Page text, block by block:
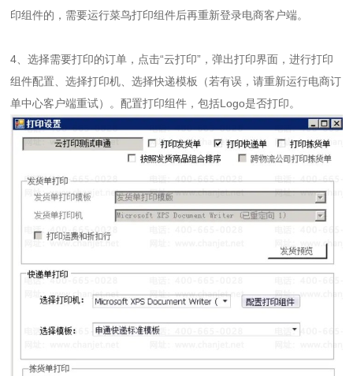
印组件的，需要运行菜鸟打印组件后再重新登录电商客户端。
4、选择需要打印的订单，点击“云打印”，弹出打印界面，进行打印
组件配置、选择打印机、选择快递模板（若有误，请重新运行电商订
单中心客户端重试）。配置打印组件，包括Logo是否打印。